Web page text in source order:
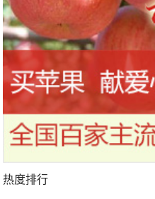
热度排行